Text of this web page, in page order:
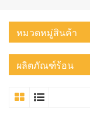
หมวดหมู่สินค้า
ผลิตภัณฑ์ร้อน